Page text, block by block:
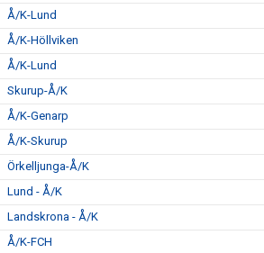
Å/K-Lund
Å/K-Höllviken
Å/K-Lund
Skurup-Å/K
Å/K-Genarp
Å/K-Skurup
Örkelljunga-Å/K
Lund - Å/K
Landskrona - Å/K
Å/K-FCH